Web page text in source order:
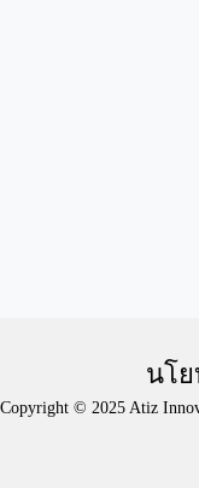
นโ
Copyright © 2025 Atiz